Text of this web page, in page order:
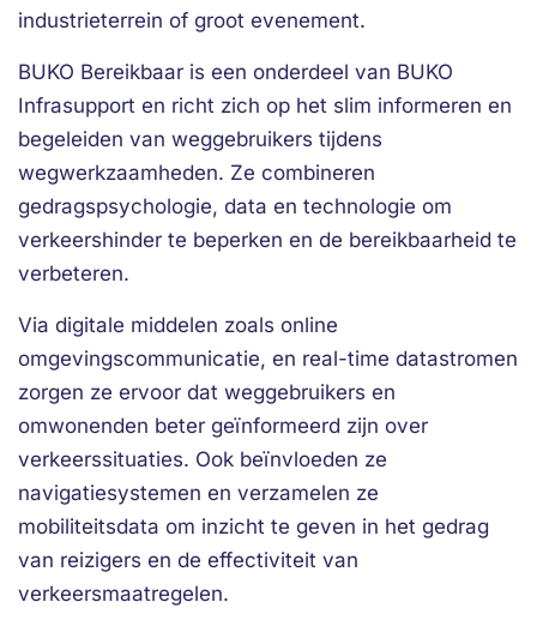
industrieterrein of groot evenement.
BUKO Bereikbaar is een onderdeel van BUKO
Infrasupport en richt zich op het slim informeren en
begeleiden van weggebruikers tijdens
wegwerkzaamheden. Ze combineren
gedragspsychologie, data en technologie om
verkeershinder te beperken en de bereikbaarheid te
verbeteren.
Via digitale middelen zoals online
omgevingscommunicatie, en real-time datastromen
zorgen ze ervoor dat weggebruikers en
omwonenden beter geïnformeerd zijn over
verkeerssituaties. Ook beïnvloeden ze
navigatiesystemen en verzamelen ze
mobiliteitsdata om inzicht te geven in het gedrag
van reizigers en de effectiviteit van
verkeersmaatregelen.